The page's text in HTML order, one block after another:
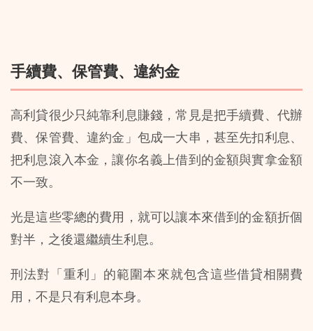
手續費、保管費、違約金
高利貸很少只純靠利息賺錢，常見是把手續費、代辦
費、保管費、違約金」包成一大串，甚至先扣利息、
把利息滾入本金，讓你名義上借到的金額與實拿金額
不一致。
光是這些零總的費用，就可以讓本來借到的金額折個
對半，之後還繼續生利息。
刑法對「重利」的範圍本來就包含這些借貸相關費
用，不是只有利息本身。